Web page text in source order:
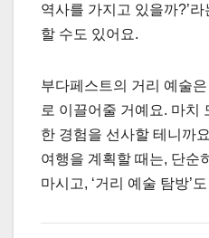
역사를 가지고 있을까?’
할 수도 있어요.
부다페스트의 거리 예술
로 이끌어줄 거예요. 마치
한 경험을 선사할 테니까
여행을 계획할 때는, 단순
마시고, ‘거리 예술 탐방’